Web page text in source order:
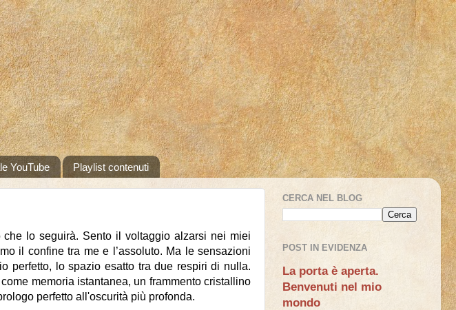
YouTube Playlist contenuti
lo seguirà. Sento il voltaggio alzarsi nei miei
il confine tra me e l’assoluto. Ma le sensazioni
perfetto, lo spazio esatto tra due respiri di nulla.
memoria istantanea, un frammento cristallino
perfetto all'oscurità più profonda.
CERCA NEL BLOG
POST IN EVIDENZA
La porta è aperta.
Benvenuti nel mio
mondo